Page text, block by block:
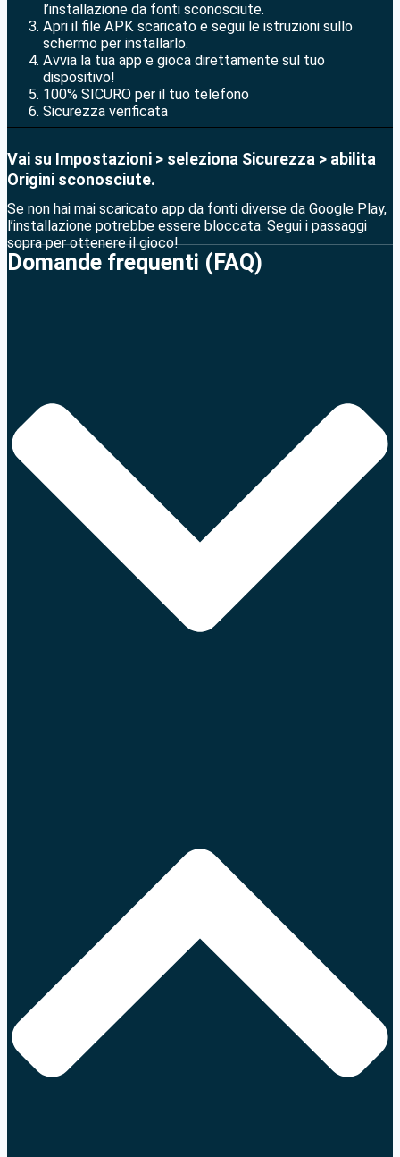
l’installazione da fonti sconosciute.
Apri il file APK scaricato e segui le istruzioni sullo
schermo per installarlo.
Avvia la tua app e gioca direttamente sul tuo
dispositivo!
100% SICURO per il tuo telefono
Sicurezza verificata
Vai su Impostazioni > seleziona Sicurezza > abilita
Origini sconosciute.
Se non hai mai scaricato app da fonti diverse da Google Play,
l’installazione potrebbe essere bloccata. Segui i passaggi
sopra per ottenere il gioco!
Domande frequenti (FAQ)